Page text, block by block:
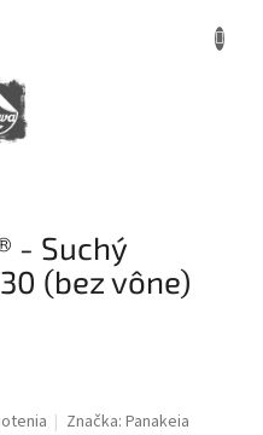
- Suchý
(bez vône)
Značka:Panakeia